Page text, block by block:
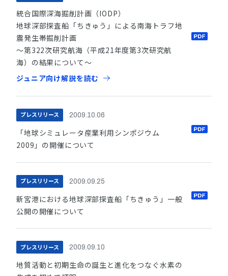
統合国際深海掘削計画（IODP）
地球深部探査船「ちきゅう」による南海トラフ地
震発生帯掘削計画
〜第322次研究航海（平成21年度第3次研究航
海）の結果について〜
ジュニア向け解説を読む
プレスリリース 2009.10.06
「地球シミュレータ産業利用シンポジウム
2009」の開催について
プレスリリース 2009.09.25
新宮港における地球深部探査船「ちきゅう」一般
公開の開催について
プレスリリース 2009.09.10
地質活動と初期生命の誕生と進化をつなぐ水素の